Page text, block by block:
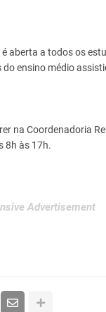
aberta a todos os
ensino médio
na Coordenadoria
8h às 17h.
Advertisement